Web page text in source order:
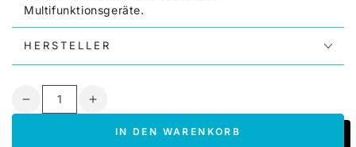
Multifunktionsgeräte.
Warnhinweis : Nicht mehrfach benutzen - mit jedem
HERSTELLER
Anzahl
Verringere Erhöhe
Menge
IN DEN WARENKORB